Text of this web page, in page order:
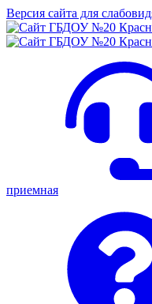
Версия сайта для
приемная